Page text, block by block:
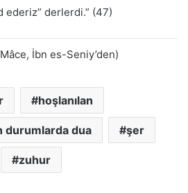
ederiz” derlerdi.” (47)
İbn es-Seniy’den)
hoşlanılan
durumlarda dua şer
zuhur